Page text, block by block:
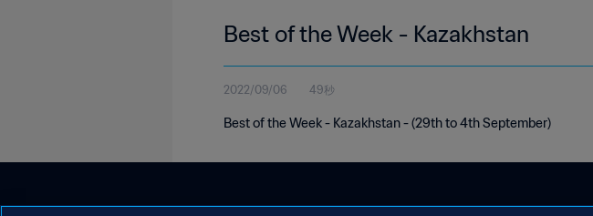
Best of the Week - Kazakhstan
2022/09/06 49秒
Best of the Week - Kazakhstan - (29th to 4th September)